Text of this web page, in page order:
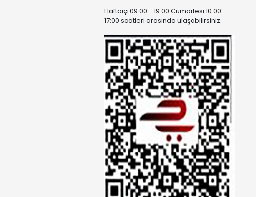
Haftaiçi 09:00 - 19:00 Cumartesi 10:00 -
17:00 saatleri arasında ulaşabilirsiniz.